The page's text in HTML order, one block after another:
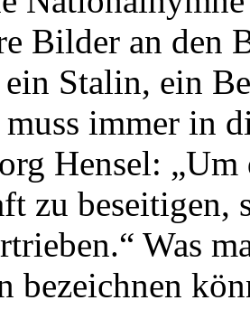
Bilder an den
Stalin, ein
immer in
Hensel:
zu
Was
bezeichnen